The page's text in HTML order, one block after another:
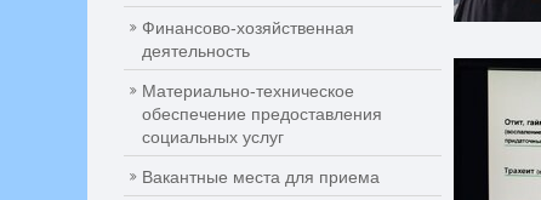
Финансово-хозяйственная
деятельность
Материально-техническое
обеспечение предоставления
социальных услуг
Вакантные места для приема